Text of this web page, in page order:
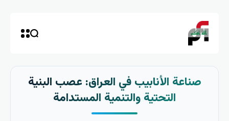
صناعة الأنابيب في العراق: عصب البنية
التحتية والتنمية المستدامة